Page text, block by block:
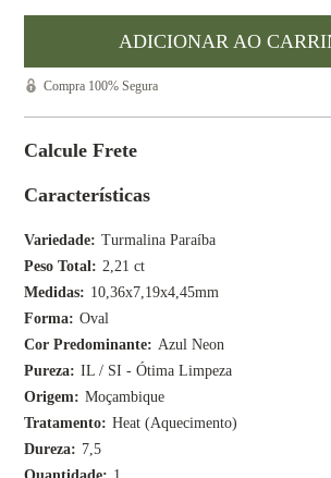
Características
Variedade
Turmalina Paraíba
Peso Total
2,21 ct
Medidas
10,36x7,19x4,45mm
Forma
Oval
Cor Predominante
Azul Neon
Pureza
IL / SI - Ótima Limpeza
Origem
Moçambique
Tratamento
Heat (Aquecimento)
Dureza
7,5
Compra 100% Segura
Calcule Frete